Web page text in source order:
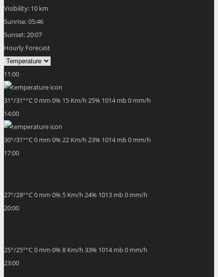
Visibility: 10 km
Sunrise:05:46
Sunset:20:07
Hourly Forecast
11:00
31°/31°°C0 mm 0% 15 Km/h 25% 1014 mb0 mm/h
14:00
30°/31°°C0 mm 0% 22 Km/h 23% 1014 mb0 mm/h
17:00
27°/28°°C0 mm 0% 5 Km/h 24% 1013 mb0 mm/h
20:00
25°/25°°C0 mm 0% 8 Km/h 33% 1014 mb0 mm/h
23:00